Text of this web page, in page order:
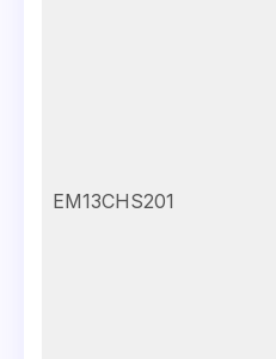
EM13CHS201